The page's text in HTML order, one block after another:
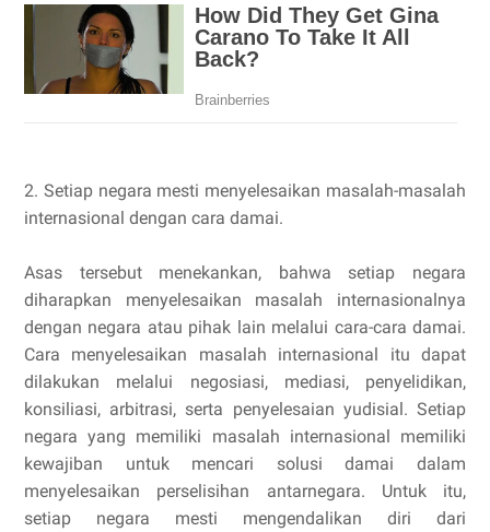
2. Setiap negara mesti menyelesaikan masalah-masalah
internasional dengan cara damai.
Asas tersebut menekankan, bahwa setiap negara
diharapkan menyelesaikan masalah internasionalnya
dengan negara atau pihak lain melalui cara-cara damai.
Cara menyelesaikan masalah internasional itu dapat
dilakukan melalui negosiasi, mediasi, penyelidikan,
konsiliasi, arbitrasi, serta penyelesaian yudisial. Setiap
negara yang memiliki masalah internasional memiliki
kewajiban untuk mencari solusi damai dalam
menyelesaikan perselisihan antarnegara. Untuk itu,
setiap negara mesti mengendalikan diri dari